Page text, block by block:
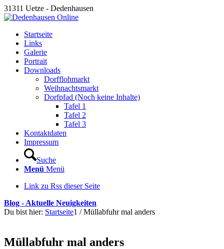
31311 Uetze - Dedenhausen
Startseite
Links
Galerie
Portrait
Downloads
Dorfflohmarkt
Weihnachtsmarkt
Dorfpfad (Noch keine Inhalte)
Tafel 1
Tafel 2
Tafel 3
Kontaktdaten
Impressum
Suche
Menü Menü
Link zu Rss dieser Seite
Blog - Aktuelle Neuigkeiten
Du bist hier: Startseite1 / Müllabfuhr mal anders
Müllabfuhr mal anders